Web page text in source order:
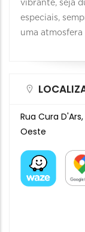
vibrante, seja
especiais,
uma atmosfera
Rua Cura
Oeste